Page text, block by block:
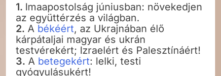
1. Imaapostolság júniusban: növekedjen
az együttérzés a világban.
2. A békéért, az Ukrajnában élő
kárpátaljai magyar és ukrán
testvérekért; Izraelért és Palesztínáért!
3. A betegekért: lelki, testi
gyógyulásukért!